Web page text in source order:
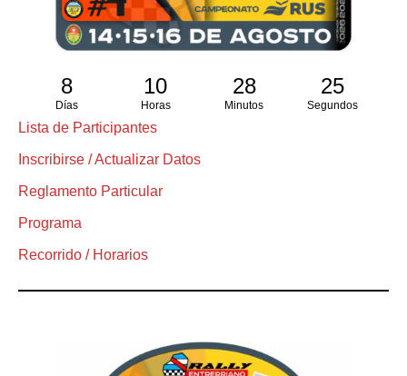
8
Días
10
Horas
28
Minutos
24
Segundos
Lista de Participantes
Inscribirse / Actualizar Datos
Reglamento Particular
Programa
Recorrido / Horarios